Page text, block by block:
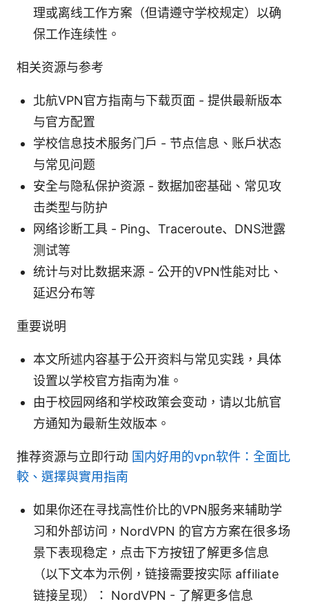
理或离线工作方案（但请遵守学校规定）以确
保工作连续性。
相关资源与参考
北航VPN官方指南与下载页面 - 提供最新版本
与官方配置
学校信息技术服务门户 - 节点信息、账户状态
与常见问题
安全与隐私保护资源 - 数据加密基础、常见攻
击类型与防护
网络诊断工具 - Ping、Traceroute、DNS泄露
测试等
统计与对比数据来源 - 公开的VPN性能对比、
延迟分布等
重要说明
本文所述内容基于公开资料与常见实践，具体
设置以学校官方指南为准。
由于校园网络和学校政策会变动，请以北航官
方通知为最新生效版本。
推荐资源与立即行动 国内好用的vpn软件：全面比
較、選擇與實用指南
如果你还在寻找高性价比的VPN服务来辅助学
习和外部访问，NordVPN 的官方方案在很多场
景下表现稳定，点击下方按钮了解更多信息
（以下文本为示例，链接需要按实际 affiliate
链接呈现）： NordVPN - 了解更多信息